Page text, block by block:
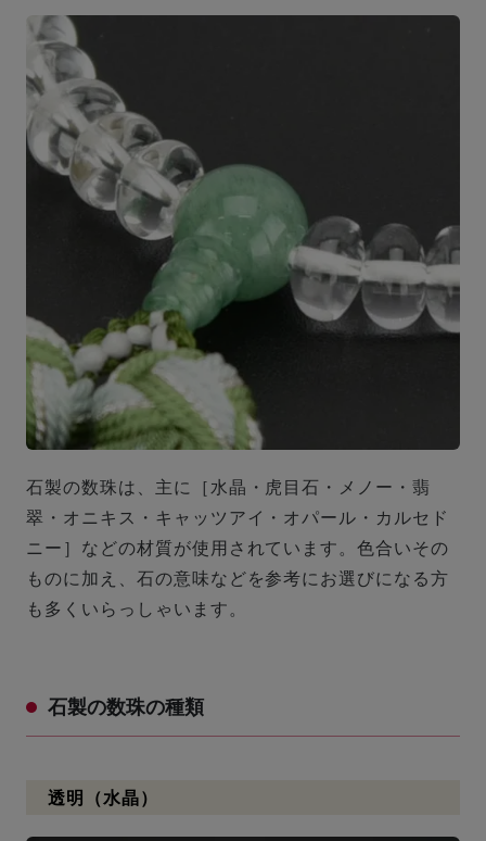
石製の数珠は、主に［水晶・虎目石・メノー・翡
翠・オニキス・キャッツアイ・オパール・カルセド
ニー］などの材質が使用されています。色合いその
ものに加え、石の意味などを参考にお選びになる方
も多くいらっしゃいます。
石製の数珠の種類
透明（水晶）